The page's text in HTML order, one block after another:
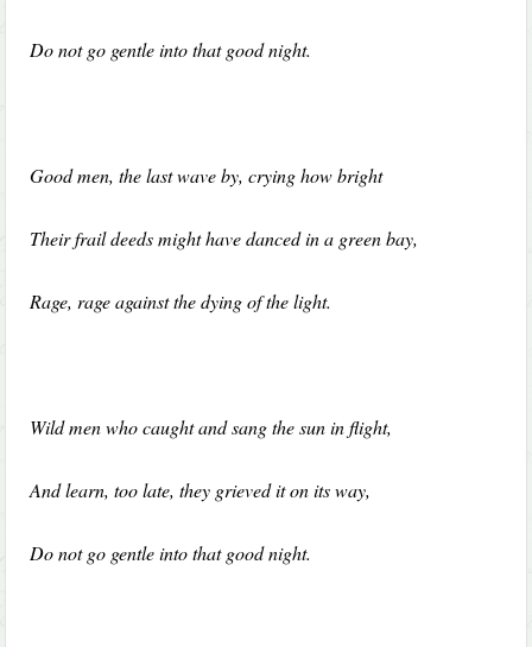
Do not go gentle into that good night.
Good men, the last wave by, crying how bright
Their frail deeds might have danced in a green bay,
Rage, rage against the dying of the light.
Wild men who caught and sang the sun in flight,
And learn, too late, they grieved it on its way,
Do not go gentle into that good night.